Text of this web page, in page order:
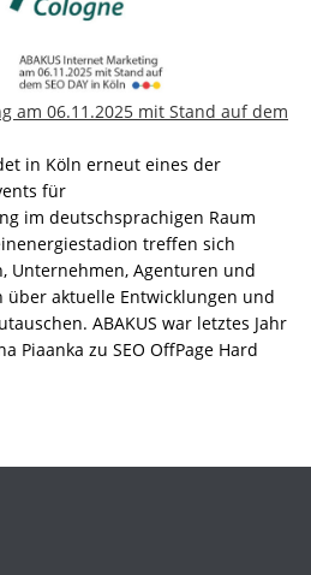
am 06.11.2025 mit Stand auf dem
in Köln erneut eines der
für
im deutschsprachigen Raum
treffen sich
Unternehmen, Agenturen und
über aktuelle Entwicklungen und
ABAKUS war letztes Jahr
Piaanka zu SEO OffPage Hard